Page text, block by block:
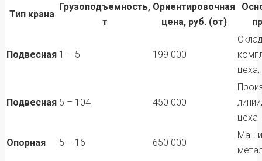
Тип крана
Грузоподъемность,
т
Ориентировочная
цена, руб. (от)
Подвесная 1 – 5 199 000
Подвесная 5 – 104 450 000
цеха
Опорная 5 – 16 650 000